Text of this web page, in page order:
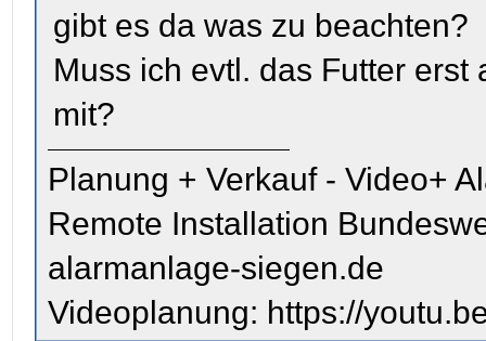
gibt es da was zu beachten?
Muss ich evtl. das Futter
mit?
Planung + Verkauf - Video+
Remote Installation
alarmanlage-siegen.de
Videoplanung: https://